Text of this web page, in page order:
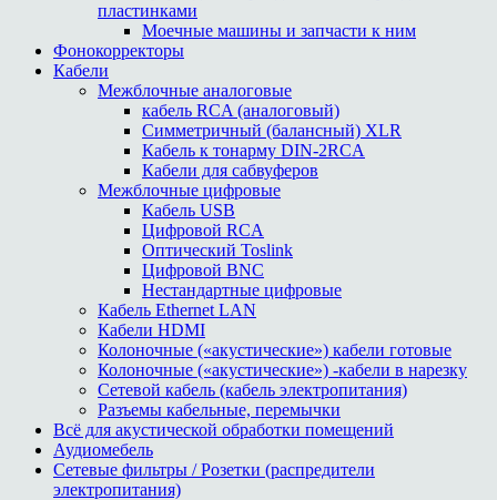
пластинками
Моечные машины и запчасти к ним
Фонокорректоры
Кабели
Межблочные аналоговые
кабель RCA (аналоговый)
Симметричный (балансный) XLR
Кабель к тонарму DIN-2RCA
Кабели для сабвуферов
Межблочные цифровые
Кабель USB
Цифровой RCA
Оптический Toslink
Цифровой BNC
Нестандартные цифровые
Кабель Ethernet LAN
Кабели HDMI
Колоночные («акустические») кабели готовые
Колоночные («акустические») -кабели в нарезку
Сетевой кабель (кабель электропитания)
Разъемы кабельные, перемычки
Всё для акустической обработки помещений
Аудиомебель
Сетевые фильтры / Розетки (распредители
электропитания)